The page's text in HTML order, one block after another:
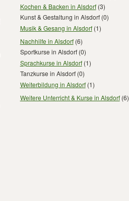
Kochen & Backen in Alsdorf(3)
Kunst & Gestaltung in Alsdorf(0)
Musik & Gesang in Alsdorf(1)
Nachhilfe in Alsdorf(6)
Sportkurse in Alsdorf(0)
Sprachkurse in Alsdorf(1)
Tanzkurse in Alsdorf(0)
Weiterbildung in Alsdorf(1)
Weitere Unterricht & Kurse in Alsdorf(6)